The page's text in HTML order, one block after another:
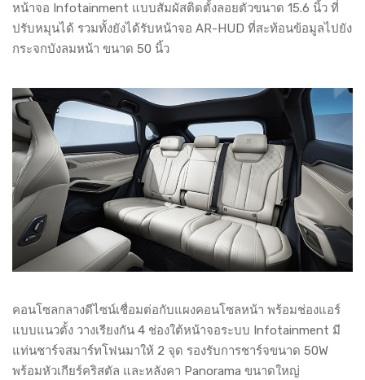
หน้าจอ Infotainment แบบสัมผัสติดตั้งลอยตัวขนาด 15.6 นิ้ว ที่
ปรับหมุนได้ รวมทั้งยังได้รับหน้าจอ AR-HUD ที่สะท้อนข้อมูลไปยัง
กระจกบังลมหน้า ขนาด 50 นิ้ว
คอนโซลกลางดีไซน์เชื่อมต่อกับแผงคอนโซลหน้า พร้อมช่องแอร์
แบบแนวตั้ง วางเรียงกัน 4 ช่องใต้หน้าจอระบบ Infotainment มี
แท่นชาร์จสมาร์ทโฟนมาให้ 2 จุด รองรับการชาร์จขนาด 50W
พร้อมหัวเกียร์คริสตัล และหลังคา Panorama ขนาดใหญ่